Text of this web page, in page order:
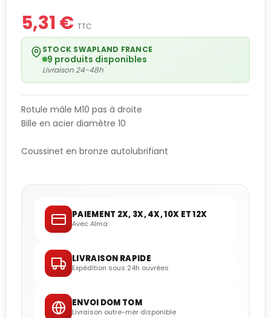
5,31 € TTC
STOCK SWAPLAND FRANCE
9 produits disponibles
Livraison 24-48h
Rotule mâle M10 pas à droite
Bille en acier diamètre 10
Coussinet en bronze autolubrifiant
PAIEMENT 2X, 3X, 4X, 10X ET 12X
Avec Alma
LIVRAISON RAPIDE
Expédition sous 24h ouvrées
ENVOI DOM TOM
Livraison outre-mer disponible